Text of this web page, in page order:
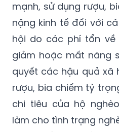
Kinh.
Bộ trưởng Nguyễn
mạnh, sử dụng rượu,
nặng kinh tế đối với
hội do các phí tổn về
giảm hoặc mất năng
quyết các hậu quả xã
rượu, bia chiếm tỷ